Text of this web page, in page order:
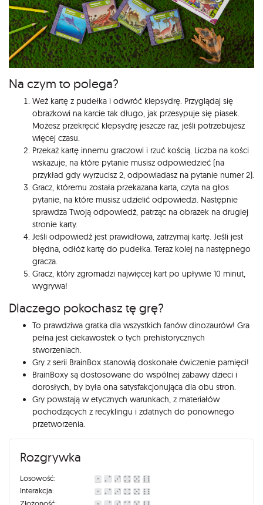
Na czym to polega?
Weź kartę z pudełka i odwróć klepsydrę. Przyglądaj się
obrazkowi na karcie tak długo, jak przesypuje się piasek.
Możesz przekręcić klepsydrę jeszcze raz, jeśli potrzebujesz
więcej czasu.
Przekaż kartę innemu graczowi i rzuć kością. Liczba na kości
wskazuje, na które pytanie musisz odpowiedzieć (na
przykład gdy wyrzucisz 2, odpowiadasz na pytanie numer 2).
Gracz, któremu została przekazana karta, czyta na głos
pytanie, na które musisz udzielić odpowiedzi. Następnie
sprawdza Twoją odpowiedź, patrząc na obrazek na drugiej
stronie karty.
Jeśli odpowiedź jest prawidłowa, zatrzymaj kartę. Jeśli jest
błędna, odłóż kartę do pudełka. Teraz kolej na następnego
gracza.
Gracz, który zgromadzi najwięcej kart po upływie 10 minut,
wygrywa!
Dlaczego pokochasz tę grę?
To prawdziwa gratka dla wszystkich fanów dinozaurów! Gra
pełna jest ciekawostek o tych prehistorycznych
stworzeniach.
Gry z serii BrainBox stanowią doskonałe ćwiczenie pamięci!
BrainBoxy są dostosowane do wspólnej zabawy dzieci i
dorosłych, by była ona satysfakcjonująca dla obu stron.
Gry powstają w etycznych warunkach, z materiałów
pochodzących z recyklingu i zdatnych do ponownego
przetworzenia.
Rozgrywka
Losowość:
Interakcja:
Złożoność: